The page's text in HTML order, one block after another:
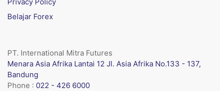
Belajar Forex
PT. International Mitra Futures
Menara Asia Afrika Lantai 12 Jl. Asia Afrika No.133 - 137,
Bandung
Phone : 022 - 426 6000